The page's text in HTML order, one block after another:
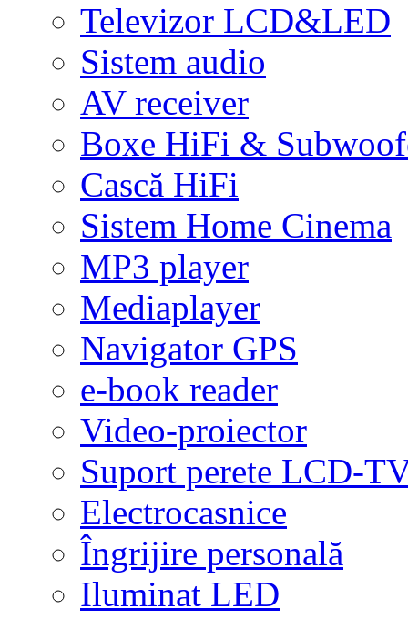
Televizor LCD&LED
Sistem audio
AV receiver
Boxe HiFi &
Cască HiFi
Sistem Home Cinema
MP3 player
Mediaplayer
Navigator GPS
e-book reader
Video-proiector
Suport perete LCD-
Electrocasnice
Îngrijire personală
Iluminat LED